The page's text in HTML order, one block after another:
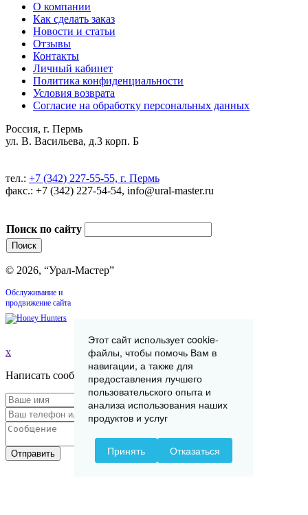
О компании
Как сделать заказ
Новости и статьи
Отзывы
Контакты
Личный кабинет
Политика конфиденциальности
Условия возврата
Согласие на обработку персональных данных
Россия, г. Пермь
ул. В. Васильева, д.3 корп. Б
тел.: +7 (342) 227-55-55, г. Пермь
факс.: +7 (342) 227-54-54, info@ural-master.ru
Поиск по сайту
© 2026, “Урал-Мастер”
Обслуживание и
продвижение сайта
x
Написать сообщение
Отправить
Этот сайт использует cookie-
файлы, чтобы помочь Вам в
навигации, а также для
предоставления лучшего
пользовательского опыта и
анализа использования наших
продуктов и услуг
Принять Отказаться